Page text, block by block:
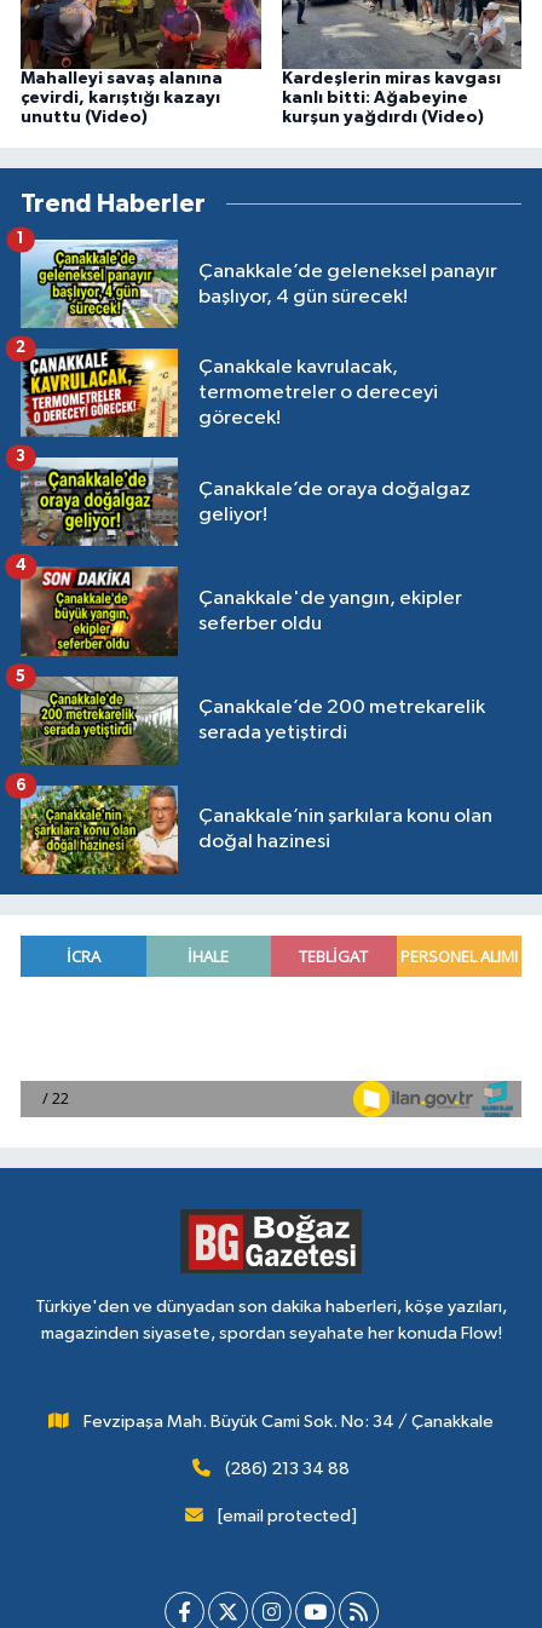
Mahalleyi savaş alanına
çevirdi, karıştığı kazayı
unuttu (Video)
Kardeşlerin miras kavgası
kanlı bitti: Ağabeyine
kurşun yağdırdı (Video)
Trend Haberler
Çanakkale’de geleneksel panayır
başlıyor, 4 gün sürecek!
Çanakkale kavrulacak,
termometreler o dereceyi
görecek!
2
Çanakkale’de oraya doğalgaz
geliyor!
3
Çanakkale'de yangın, ekipler
seferber oldu
4
Çanakkale’de 200 metrekarelik
serada yetiştirdi
5
Çanakkale’nin şarkılara konu olan
doğal hazinesi
6
Türkiye'den ve dünyadan son dakika haberleri, köşe yazıları,
magazinden siyasete, spordan seyahate her konuda Flow!
Fevzipaşa Mah. Büyük Cami Sok. No: 34 / Çanakkale
(286) 213 34 88
[email protected]